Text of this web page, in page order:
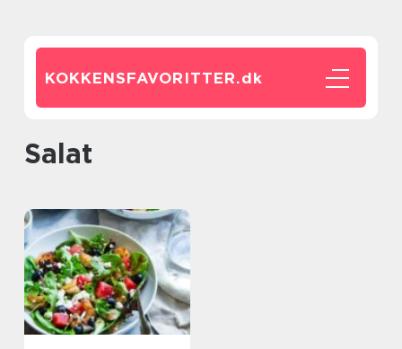
KOKKENSFAVORITTER.dk
salat